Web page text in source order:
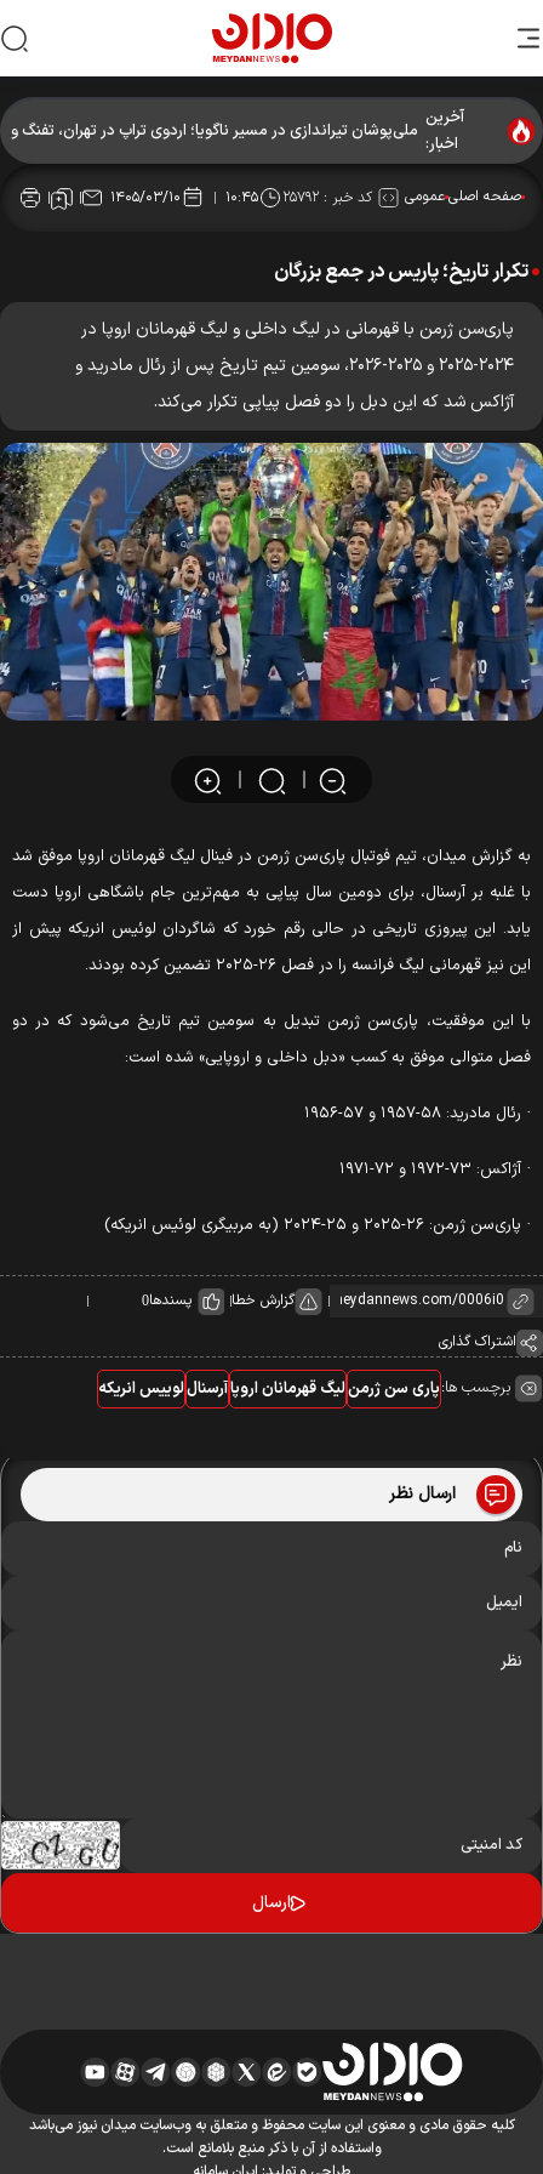
آخرین
اخبار:
ملی‌پوشان تیراندازی در مسیر ناگویا؛ اردوی تراپ در تهران، تفنگ و
صفحه اصلیعمومی کد خبر :۲۵۷۹۲ ۱۰:۴۵ ۱۴۰۵/۰۳/۱۰
تکرار تاریخ؛ پار‌یس در جمع بزرگان
پاری‌سن ژرمن با قهرمانی در لیگ داخلی و لیگ قهرمانان اروپا در
۲۰۲۴-۲۰۲۵ و ۲۰۲۵-۲۰۲۶، سومین تیم تاریخ پس از رئال مادرید و
آژاکس شد که این دبل را دو فصل پیاپی تکرار می‌کند.
به گزارش میدان، تیم فوتبال پاری‌سن ژرمن در فینال لیگ قهرمانان اروپا موفق شد
با غلبه بر آرسنال، برای دومین سال پیاپی به مهم‌ترین جام باشگاهی اروپا دست
یابد. این پیروزی تاریخی در حالی رقم خورد که شاگردان لوئیس انریکه پیش از
این نیز قهرمانی لیگ فرانسه را در فصل ۲۶-۲۰۲۵ تضمین کرده بودند.
با این موفقیت، پاری‌سن ژرمن تبدیل به سومین تیم تاریخ می‌شود که در دو
فصل متوالی موفق به کسب «دبل داخلی و اروپایی» شده است:
· رئال مادرید: ۵۸-۱۹۵۷ و ۵۷-۱۹۵۶
· آژاکس: ۷۳-۱۹۷۲ و ۷۲-۱۹۷۱
· پاری‌سن ژرمن: ۲۶-۲۰۲۵ و ۲۵-۲۰۲۴ (به مربیگری لوئیس انریکه)
گزارش خطا پسندها0
اشتراک گذاری
برچسب ها:پاری سن ژرمنلیگ قهرمانان اروپاآرسناللوییس انریکه
ارسال نظر
کلیه حقوق مادی و معنوی این سایت محفوظ و متعلق به وب‌سایت میدان نیوز می‌باشد
واستفاده از آن با ذکر منبع بلامانع است.